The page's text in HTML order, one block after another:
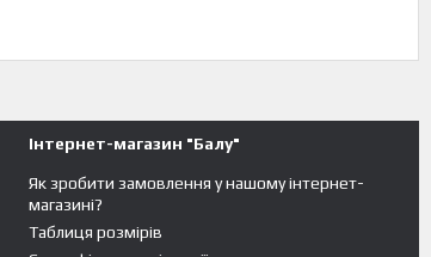
Інтернет-магазин "Балу"
Як зробити замовлення у нашому інтернет-
магазині?
Таблиця розмірів